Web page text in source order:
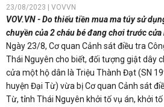
23/08/2023 | VOVVN
VOV.VN - Do thiếu tiền mua ma túy sử
chuyền của 2 cháu bé đang chơi trước cửa
Ngày 23/8, Cơ quan Cảnh sát điều tra
Thái Nguyên cho biết, đối tượng giật dây
cửa một hộ dân là Triệu Thành Đạt (SN
huyện Đại Từ) vừa bị Cơ quan Cảnh sát
Từ, tỉnh Thái Nguyên khởi tố vụ án, khởi